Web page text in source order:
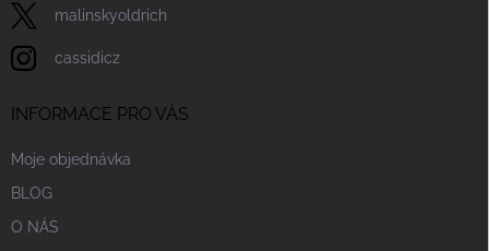
malinskyoldrich
cassidicz
INFORMACE PRO VÁS
Moje objednávka
BLOG
O NÁS